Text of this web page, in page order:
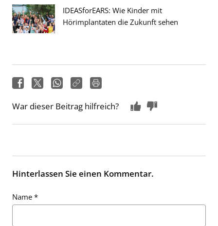
IDEASforEARS: Wie Kinder mit
Hörimplantaten die Zukunft sehen
War dieser Beitrag hilfreich?
Hinterlassen Sie einen Kommentar.
Name *